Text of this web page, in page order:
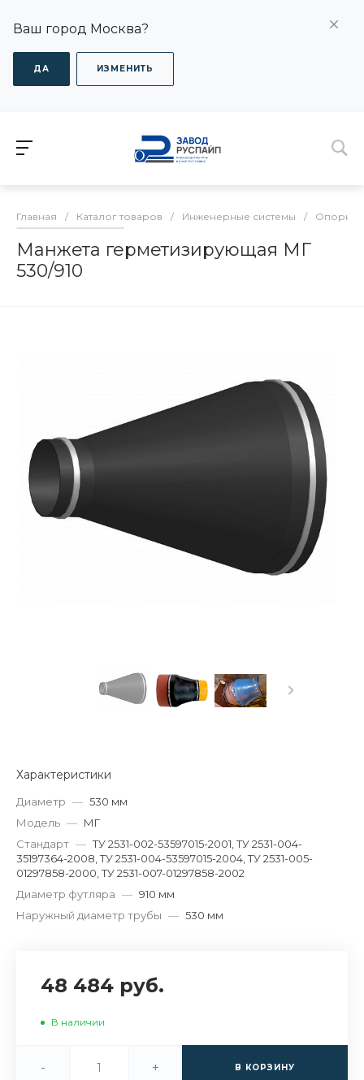
Ваш город Москва?
ДА ИЗМЕНИТЬ
Главная / Каталог товаров / Инженерные системы / Опорно-
Манжета герметизирующая МГ
530/910
Характеристики
Диаметр — 530 мм
Модель — МГ
Стандарт — ТУ 2531-002-53597015-2001, ТУ 2531-004-
35197364-2008, ТУ 2531-004-53597015-2004, ТУ 2531-005-
01297858-2000, ТУ 2531-007-01297858-2002
Диаметр футляра — 910 мм
Наружный диаметр трубы — 530 мм
48 484 руб.
В наличии
- + В КОРЗИНУ